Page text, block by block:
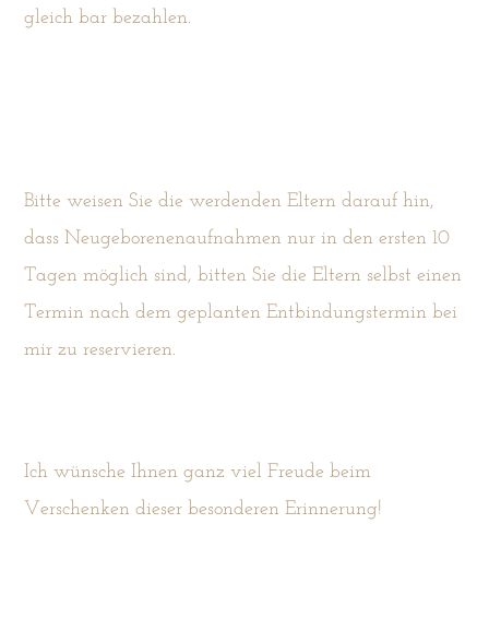
gleich bar bezahlen.
Bitte weisen Sie die werdenden Eltern darauf hin,
dass Neugeborenenaufnahmen nur in den ersten 10
Tagen möglich sind, bitten Sie die Eltern selbst einen
Termin nach dem geplanten Entbindungstermin bei
mir zu reservieren.
Ich wünsche Ihnen ganz viel Freude beim
Verschenken dieser besonderen Erinnerung!